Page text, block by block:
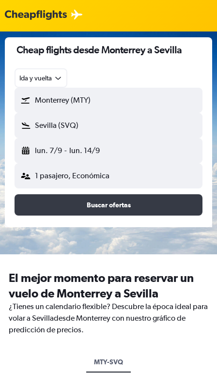
Cheap flights desde Monterrey a Sevilla
Ida y vuelta
Monterrey (MTY)
Sevilla (SVQ)
lun. 7/9 - lun. 14/9
1 pasajero, Económica
Buscar ofertas
El mejor momento para reservar un
vuelo de Monterrey a Sevilla
¿Tienes un calendario flexible? Descubre la época ideal para
volar a Sevilladesde Monterrey con nuestro gráfico de
predicción de precios.
MTY-SVQ